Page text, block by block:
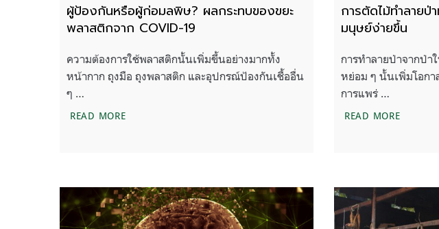
ผู้ป้องกันหรือผู้ก่อมลพิษ? ผลกระทบของขยะ
พลาสติกจาก COVID-19
ความต้องการใช้พลาสติกนั้นเพิ่มขึ้นอย่างมากทั้ง
หน้ากาก ถุงมือ ถุงพลาสติก และอุปกรณ์ป้องกันเชื้ออื่น
ๆ …
READ MOREผู้ป้องกันหรือผู้ก่อมลพิษ? ผลกระทบของขยะพลาสติกจาก COVID-19
การตัดไม้ทำลายป่
มนุษย์ง่ายขึ้น
การทำลายป่าจากป่
หย่อม ๆ นั้นเพิ่มโอกา
การแพร่ …
READ MOREการตัดไ